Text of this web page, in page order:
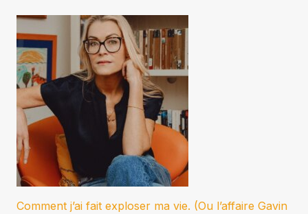
Comment j’ai fait exploser ma vie. (Ou l’affaire Gavin